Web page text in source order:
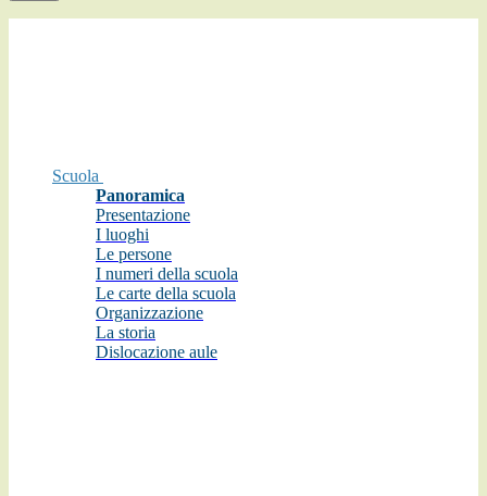
Scuola
Panoramica
Presentazione
I luoghi
Le persone
I numeri della scuola
Le carte della scuola
Organizzazione
La storia
Dislocazione aule